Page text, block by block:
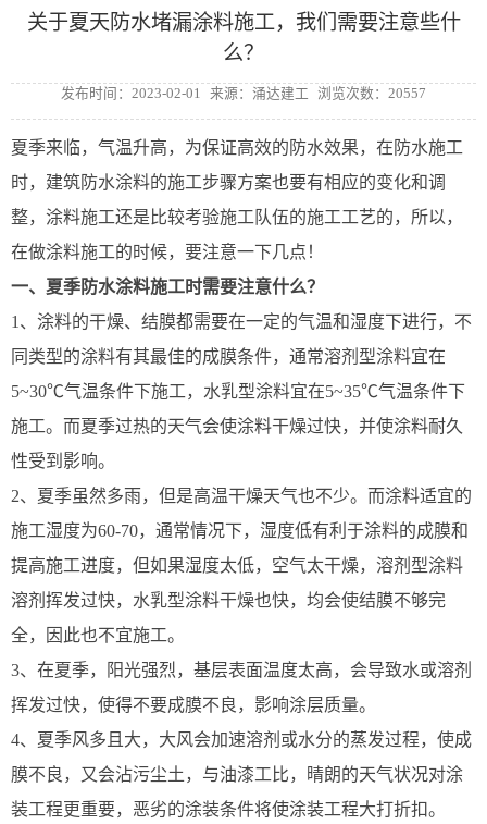
关于夏天防水堵漏涂料施工，我们需要注意些什
么？
发布时间：2023-02-01 来源：涌达建工 浏览次数：20557
夏季来临，气温升高，为保证高效的防水效果，在防水施工
时，建筑防水涂料的施工步骤方案也要有相应的变化和调
整，涂料施工还是比较考验施工队伍的施工工艺的，所以，
在做涂料施工的时候，要注意一下几点！
一、夏季防水涂料施工时需要注意什么？
1、涂料的干燥、结膜都需要在一定的气温和湿度下进行，不
同类型的涂料有其最佳的成膜条件，通常溶剂型涂料宜在
5~30℃气温条件下施工，水乳型涂料宜在5~35℃气温条件下
施工。而夏季过热的天气会使涂料干燥过快，并使涂料耐久
性受到影响。
2、夏季虽然多雨，但是高温干燥天气也不少。而涂料适宜的
施工湿度为60-70，通常情况下，湿度低有利于涂料的成膜和
提高施工进度，但如果湿度太低，空气太干燥，溶剂型涂料
溶剂挥发过快，水乳型涂料干燥也快，均会使结膜不够完
全，因此也不宜施工。
3、在夏季，阳光强烈，基层表面温度太高，会导致水或溶剂
挥发过快，使得不要成膜不良，影响涂层质量。
4、夏季风多且大，大风会加速溶剂或水分的蒸发过程，使成
膜不良，又会沾污尘土，与油漆工比，晴朗的天气状况对涂
装工程更重要，恶劣的涂装条件将使涂装工程大打折扣。